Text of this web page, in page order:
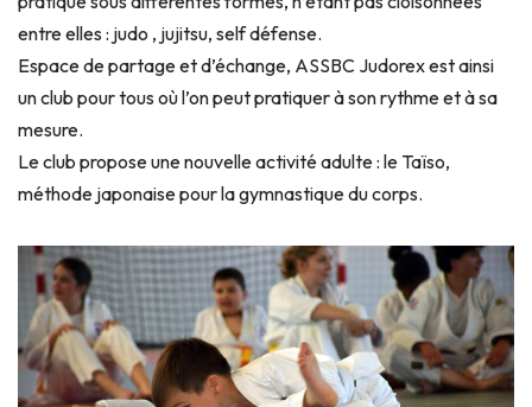
entre elles : judo , jujitsu, self défense.
Espace de partage et d’échange, ASSBC Judorex est ainsi
un club pour tous où l’on peut pratiquer à son rythme et à sa
mesure.
Le club propose une nouvelle activité adulte : le Taïso,
méthode japonaise pour la gymnastique du corps.